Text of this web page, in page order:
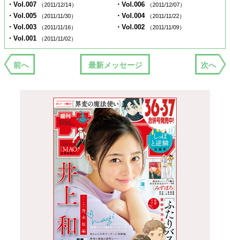
・Vol.007 （2011/12/14） ・Vol.006 （2011/12/07）
・Vol.005 （2011/11/30） ・Vol.004 （2011/11/22）
・Vol.003 （2011/11/16） ・Vol.002 （2011/11/09）
・Vol.001 （2011/11/02）
前へ 最新メッセージ 次へ